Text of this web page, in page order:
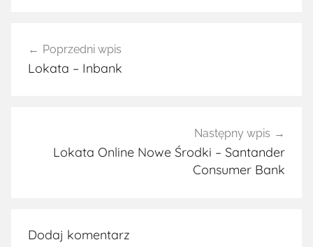
wpisu
Poprzedni wpis
Lokata – Inbank
Następny wpis
Lokata Online Nowe Środki – Santander
Consumer Bank
Dodaj komentarz